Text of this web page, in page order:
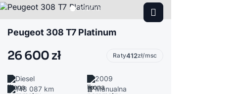
Peugeot 308 T7 Platinum
26 600 zł Raty412zł/msc
Diesel
2009
148 087 km
Manualna